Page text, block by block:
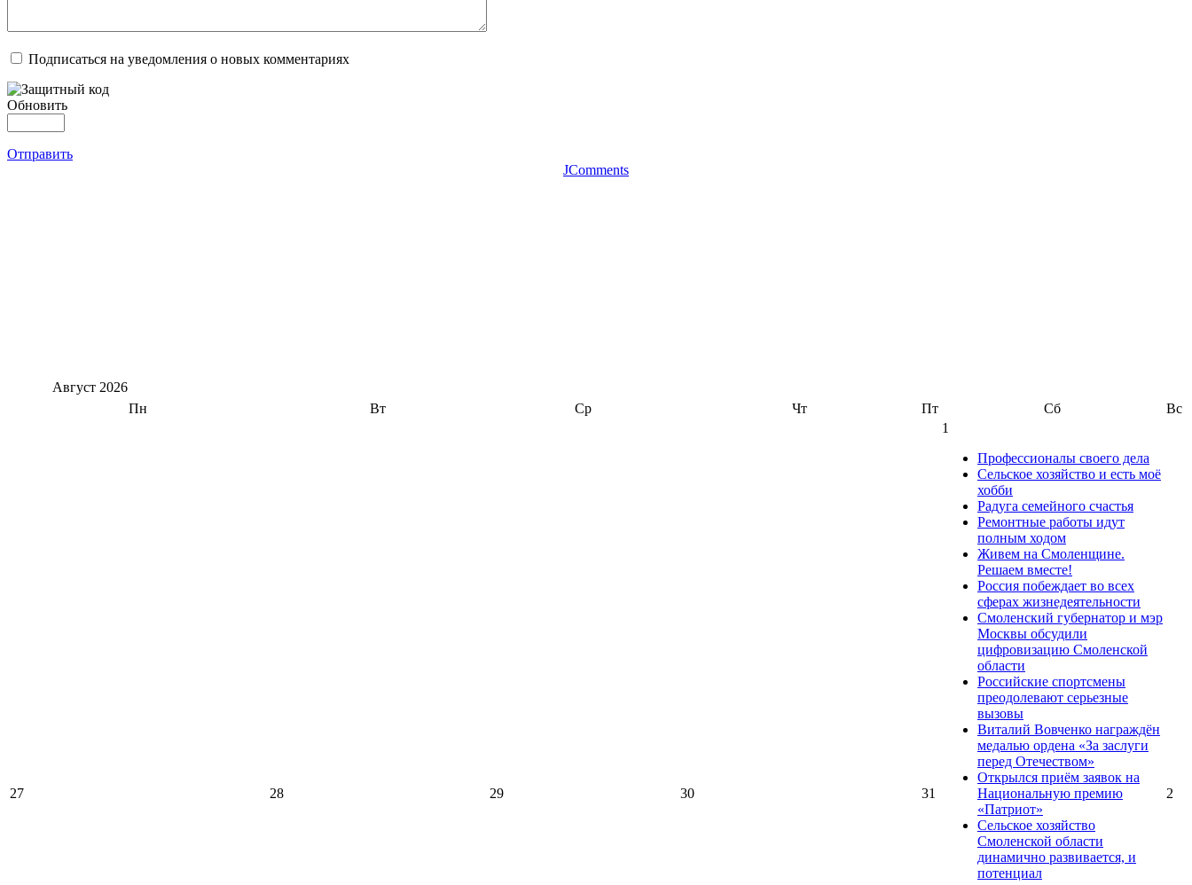
Подписаться на уведомления о новых комментариях
Обновить
Отправить
JComments
Август 2026
Пн
Вт Ср Чт Пт Сб Вс
27 28 29 30 31
1
Профессионалы своего дела
Сельское хозяйство и есть моё
хобби
Радуга семейного счастья
Ремонтные работы идут
полным ходом
Живем на Смоленщине.
Решаем вместе!
Россия побеждает во всех
сферах жизнедеятельности
Смоленский губернатор и мэр
Москвы обсудили
цифровизацию Смоленской
области
Российские спортсмены
преодолевают серьезные
вызовы
Виталий Вовченко награждён
медалью ордена «За заслуги
перед Отечеством»
Открылся приём заявок на
Национальную премию
«Патриот»
Сельское хозяйство
Смоленской области
динамично развивается, и
потенциал
2